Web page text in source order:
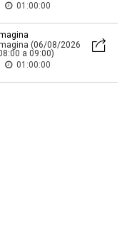
01:00:00
(06/08/2026
a 09:00)
01:00:00